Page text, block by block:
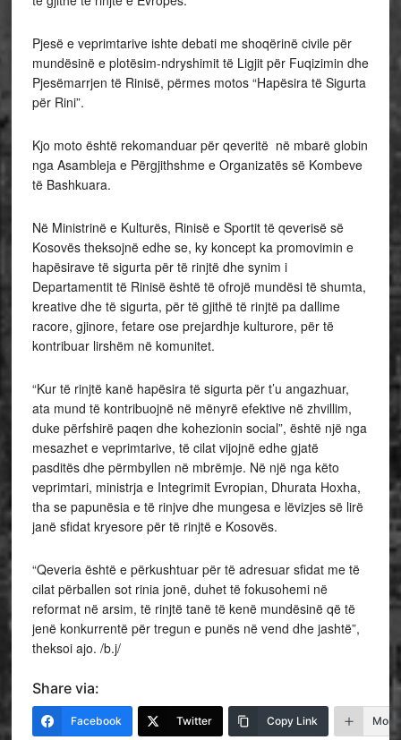
Pjesë e veprimtarive ishte debati me shoqërinë civile për
mundësinë e plotësim-ndryshimit të Ligjit për Fuqizimin dhe
Pjesëmarrjen të Rinisë, përmes motos “Hapësira të Sigurta
për Rini”.
Kjo moto është rekomanduar për qeveritë në mbarë globin
nga Asambleja e Përgjithshme e Organizatës së Kombeve
të Bashkuara.
Në Ministrinë e Kulturës, Rinisë e Sportit të qeverisë së
Kosovës theksojnë edhe se, ky koncept ka promovimin e
hapësirave të sigurta për të rinjtë dhe synim i
Departamentit të Rinisë është të ofrojë mundësi të shumta,
kreative dhe të sigurta, për të gjithë të rinjtë pa dallime
racore, gjinore, fetare ose prejardhje kulturore, për të
kontribuar lirshëm në komunitet.
“Kur të rinjtë kanë hapësira të sigurta për t’u angazhuar,
ata mund të kontribuojnë në mënyrë efektive në zhvillim,
duke përfshirë paqen dhe kohezionin social”, është një nga
mesazhet e veprimtarive, të cilat vijojnë edhe gjatë
pasditës dhe përmbyllen në mbrëmje. Në një nga këto
veprimtari, ministrja e Integrimit Evropian, Dhurata Hoxha,
tha se papunësia e të rinjve dhe mungesa e lëvizjes së lirë
janë sfidat kryesore për të rinjtë e Kosovës.
“Qeveria është e përkushtuar për të adresuar sfidat me të
cilat përballen sot rinia jonë, duhet të fokusohemi në
reformat në arsim, të rinjtë tanë të kenë mundësinë që të
jenë konkurrentë për tregun e punës në vend dhe jashtë”,
theksoi ajo. /b.j/
Share via:
Facebook Twitter Copy Link More